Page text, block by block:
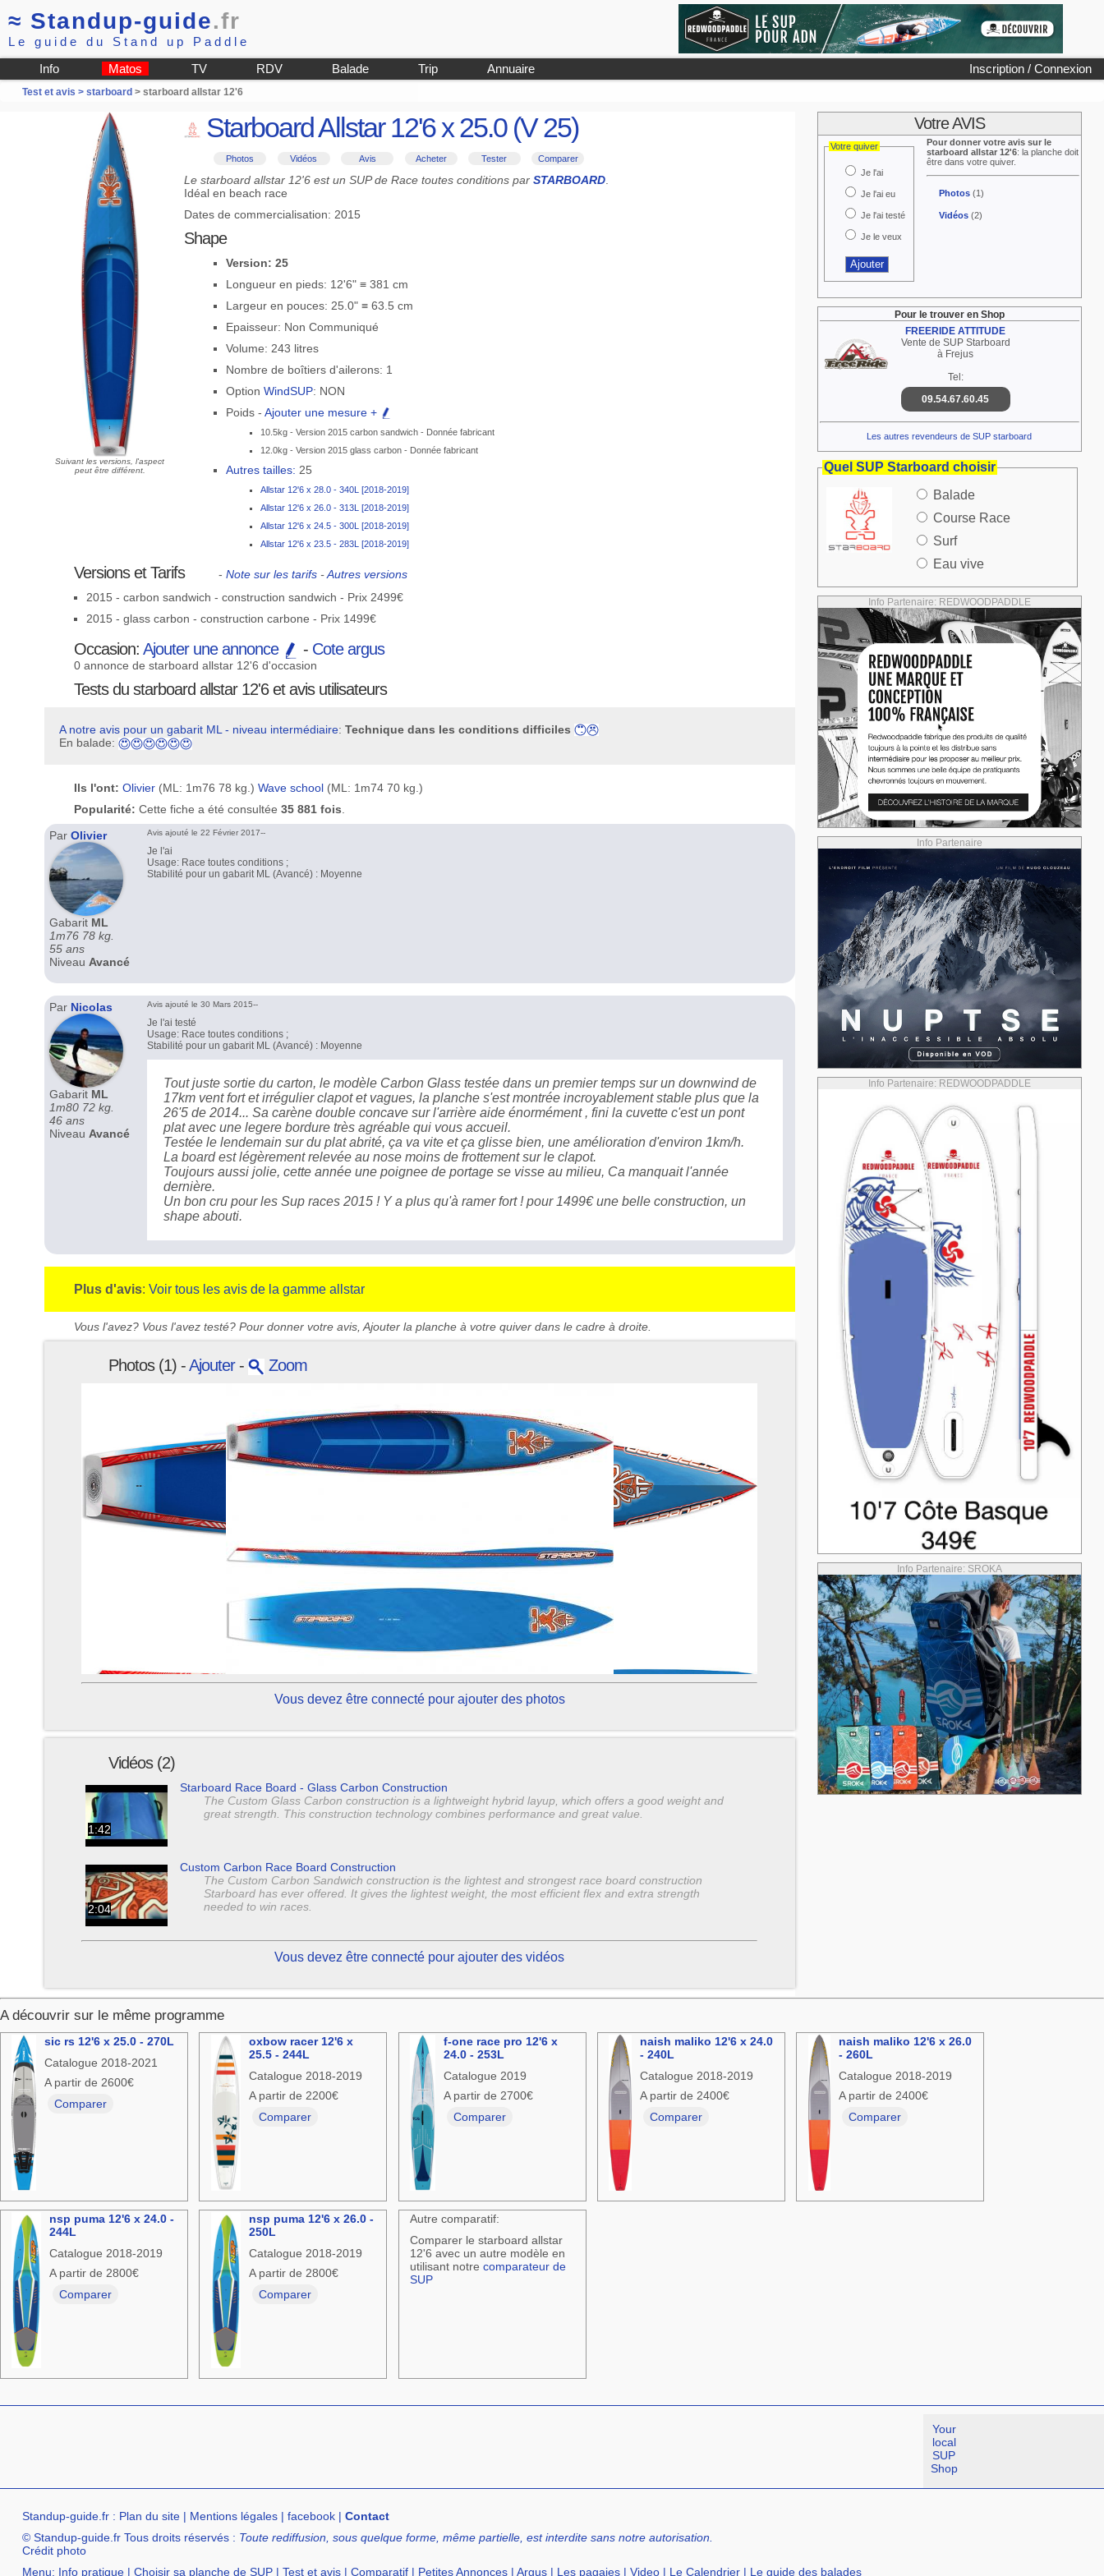
≈ Standup-guide.fr
Le guide du Stand up Paddle
Inscription / Connexion
Info Matos TV RDV Balade Trip Annuaire
Test et avis > starboard > starboard allstar 12'6
Suivant les versions, l'aspect
peut être différent.
Starboard Allstar 12'6 x 25.0 (V 25)
Photos Vidéos Avis Acheter Tester Comparer
Le starboard allstar 12'6 est un SUP de Race toutes conditions par STARBOARD.
Idéal en beach race
Dates de commercialisation: 2015
Shape
Version: 25
Longueur en pieds: 12'6" ≡ 381 cm
Largeur en pouces: 25.0" ≡ 63.5 cm
Epaisseur: Non Communiqué
Volume: 243 litres
Nombre de boîtiers d'ailerons: 1
OptionWindSUP: NON
Poids -Ajouter une mesure +
10.5kg - Version 2015 carbon sandwich - Donnée fabricant
12.0kg - Version 2015 glass carbon - Donnée fabricant
Autres tailles: 25
Allstar 12'6 x 28.0 - 340L [2018-2019]
Allstar 12'6 x 26.0 - 313L [2018-2019]
Allstar 12'6 x 24.5 - 300L [2018-2019]
Allstar 12'6 x 23.5 - 283L [2018-2019]
Versions et Tarifs - Note sur les tarifs-Autres versions
2015 - carbon sandwich - construction sandwich - Prix 2499€
2015 - glass carbon - construction carbone - Prix 1499€
Occasion:Ajouter une annonce - Cote argus
0 annonce de starboard allstar 12'6 d'occasion
Tests du starboard allstar 12'6 et avis utilisateurs
A notre avis pour un gabarit ML - niveau intermédiaire:Technique dans les conditions difficiles
En balade:
Ils l'ont: Olivier (ML: 1m76 78 kg.)Wave school (ML: 1m74 70 kg.)
Popularité: Cette fiche a été consultée35 881 fois.
Par Olivier
Gabarit ML
1m76 78 kg.
55 ans
Niveau Avancé
Avis ajouté le 22 Février 2017--
Je l'ai
Usage: Race toutes conditions ;
Stabilité pour un gabarit ML (Avancé) : Moyenne
Par Nicolas
Gabarit ML
1m80 72 kg.
46 ans
Niveau Avancé
Avis ajouté le 30 Mars 2015--
Je l'ai testé
Usage: Race toutes conditions ;
Stabilité pour un gabarit ML (Avancé) : Moyenne
Tout juste sortie du carton, le modèle Carbon Glass testée dans un premier temps sur un downwind de
17km vent fort et irrégulier clapot et vagues, la planche s'est montrée incroyablement stable plus que la
26'5 de 2014... Sa carène double concave sur l'arrière aide énormément , fini la cuvette c'est un pont
plat avec une legere bordure très agréable qui vous accueil.
Testée le lendemain sur du plat abrité, ça va vite et ça glisse bien, une amélioration d'environ 1km/h.
La board est légèrement relevée au nose moins de frottement sur le clapot.
Toujours aussi jolie, cette année une poignee de portage se visse au milieu, Ca manquait l'année
dernière.
Un bon cru pour les Sup races 2015 ! Y a plus qu'à ramer fort ! pour 1499€ une belle construction, un
shape abouti.
Plus d'avis:Voir tous les avis de la gamme allstar
Vous l'avez? Vous l'avez testé? Pour donner votre avis, Ajouter la planche à votre quiver dans le cadre à droite.
Photos (1) -Ajouter- Zoom
Vous devez être connecté pour ajouter des photos
Vidéos (2)
1:42
Starboard Race Board - Glass Carbon Construction
The Custom Glass Carbon construction is a lightweight hybrid layup, which offers a good weight and
great strength. This construction technology combines performance and great value.
2:04
Custom Carbon Race Board Construction
The Custom Carbon Sandwich construction is the lightest and strongest race board construction
Starboard has ever offered. It gives the lightest weight, the most efficient flex and extra strength
needed to win races.
Vous devez être connecté pour ajouter des vidéos
Votre AVIS
Votre quiver
Je l'ai
Je l'ai eu
Je l'ai testé
Je le veux
Pour donner votre avis sur le
starboard allstar 12'6: la planche doit
être dans votre quiver.
Photos(1)
Vidéos(2)
Pour le trouver en Shop
FREERIDE ATTITUDE
Vente de SUP Starboard
à Frejus
Tel:
09.54.67.60.45
Les autres revendeurs de SUP starboard
Quel SUP Starboard choisir
Balade
Course Race
Surf
Eau vive
Info Partenaire: REDWOODPADDLE
Info Partenaire
Info Partenaire: REDWOODPADDLE
Info Partenaire: SROKA
A découvrir sur le même programme
sic rs 12'6 x 25.0 - 270L
Catalogue 2018-2021
A partir de 2600€
Comparer
oxbow racer 12'6 x
25.5 - 244L
Catalogue 2018-2019
A partir de 2200€
Comparer
f-one race pro 12'6 x
24.0 - 253L
Catalogue 2019
A partir de 2700€
Comparer
naish maliko 12'6 x 24.0
- 240L
Catalogue 2018-2019
A partir de 2400€
Comparer
naish maliko 12'6 x 26.0
- 260L
Catalogue 2018-2019
A partir de 2400€
Comparer
nsp puma 12'6 x 24.0 -
244L
Catalogue 2018-2019
A partir de 2800€
Comparer
nsp puma 12'6 x 26.0 -
250L
Catalogue 2018-2019
A partir de 2800€
Comparer
Autre comparatif:
Comparer le starboard allstar
12'6 avec un autre modèle en
utilisant notrecomparateur de
SUP
Your
local
SUP
Shop
Standup-guide.fr: Plan du site| Mentions légales| facebook| Contact
© Standup-guide.fr Tous droits réservés : Toute rediffusion, sous quelque forme, même partielle, est interdite sans notre autorisation.
Crédit photo
Menu: Info pratique| Choisir sa planche de SUP| Test et avis| Comparatif| Petites Annonces| Argus| Les pagaies| Video| Le Calendrier| Le guide des balades